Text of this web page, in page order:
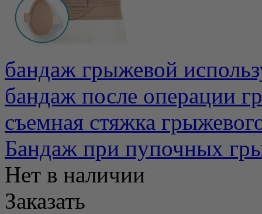
бандаж грыжевой
бандаж после операции
съемная стяжка
Бандаж при пупочных
Нет в наличии
Заказать